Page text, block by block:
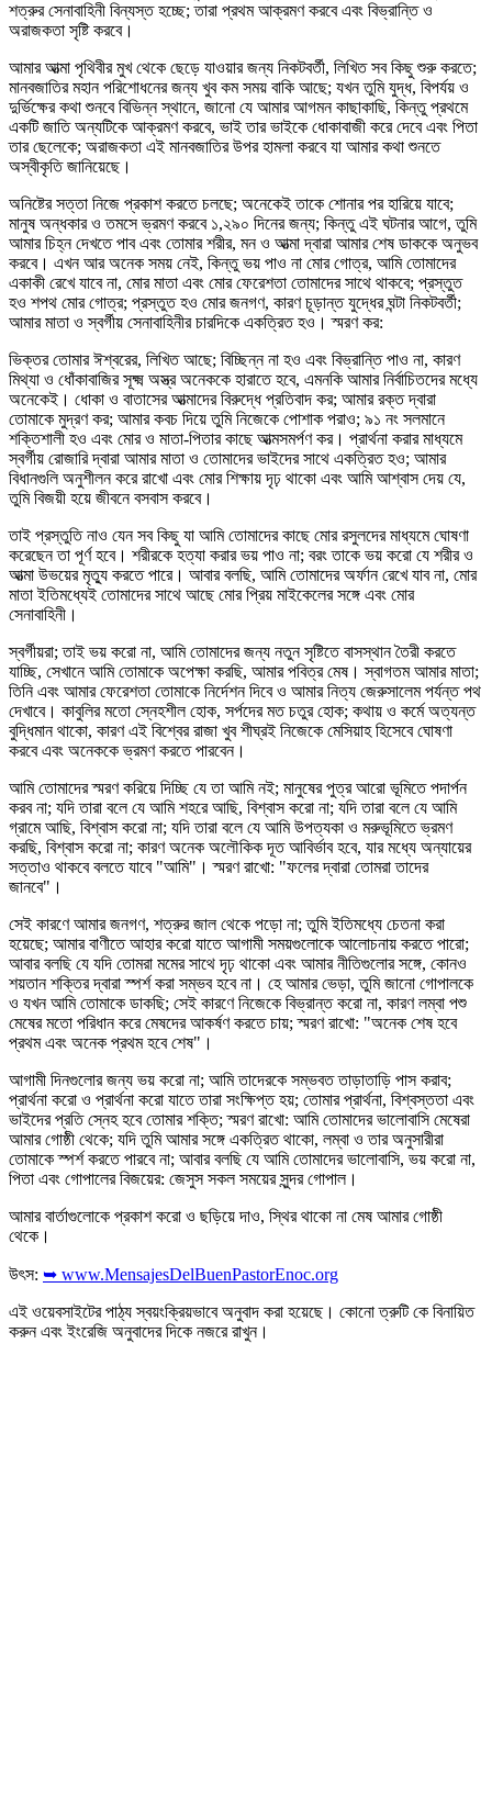
শত্রুর সেনাবাহিনী বিন্যস্ত হচ্ছে; তারা প্রথম আক্রমণ করবে এবং বিভ্রান্তি ও
অরাজকতা সৃষ্টি করবে।
আমার আত্মা পৃথিবীর মুখ থেকে ছেড়ে যাওয়ার জন্য নিকটবর্তী, লিখিত সব কিছু শুরু করতে;
মানবজাতির মহান পরিশোধনের জন্য খুব কম সময় বাকি আছে; যখন তুমি যুদ্ধ, বিপর্যয় ও
দুর্ভিক্ষের কথা শুনবে বিভিন্ন স্থানে, জানো যে আমার আগমন কাছাকাছি, কিন্তু প্রথমে
একটি জাতি অন্যটিকে আক্রমণ করবে, ভাই তার ভাইকে ধোকাবাজী করে দেবে এবং পিতা
তার ছেলেকে; অরাজকতা এই মানবজাতির উপর হামলা করবে যা আমার কথা শুনতে
অস্বীকৃতি জানিয়েছে।
অনিষ্টের সত্তা নিজে প্রকাশ করতে চলছে; অনেকেই তাকে শোনার পর হারিয়ে যাবে;
মানুষ অন্ধকার ও তমসে ভ্রমণ করবে ১,২৯০ দিনের জন্য; কিন্তু এই ঘটনার আগে, তুমি
আমার চিহ্ন দেখতে পাব এবং তোমার শরীর, মন ও আত্মা দ্বারা আমার শেষ ডাককে অনুভব
করবে। এখন আর অনেক সময় নেই, কিন্তু ভয় পাও না মোর গোত্র, আমি তোমাদের
একাকী রেখে যাবে না, মোর মাতা এবং মোর ফেরেশতা তোমাদের সাথে থাকবে; প্রস্তুত
হও শপথ মোর গোত্র; প্রস্তুত হও মোর জনগণ, কারণ চূড়ান্ত যুদ্ধের ঘন্টা নিকটবর্তী;
আমার মাতা ও স্বর্গীয় সেনাবাহিনীর চারদিকে একত্রিত হও। স্মরণ কর:
ভিক্তর তোমার ঈশ্বরের, লিখিত আছে; বিচ্ছিন্ন না হও এবং বিভ্রান্তি পাও না, কারণ
মিথ্যা ও ধোঁকাবাজির সূক্ষ্ম অস্ত্র অনেককে হারাতে হবে, এমনকি আমার নির্বাচিতদের মধ্যে
অনেকেই। ধোকা ও বাতাসের আত্মাদের বিরুদ্ধে প্রতিবাদ কর; আমার রক্ত দ্বারা
তোমাকে মুদ্রণ কর; আমার কবচ দিয়ে তুমি নিজেকে পোশাক পরাও; ৯১ নং সলমানে
শক্তিশালী হও এবং মোর ও মাতা-পিতার কাছে আত্মসমর্পণ কর। প্রার্থনা করার মাধ্যমে
স্বর্গীয় রোজারি দ্বারা আমার মাতা ও তোমাদের ভাইদের সাথে একত্রিত হও; আমার
বিধানগুলি অনুশীলন করে রাখো এবং মোর শিক্ষায় দৃঢ় থাকো এবং আমি আশ্বাস দেয় যে,
তুমি বিজয়ী হয়ে জীবনে বসবাস করবে।
তাই প্রস্তুতি নাও যেন সব কিছু যা আমি তোমাদের কাছে মোর রসুলদের মাধ্যমে ঘোষণা
করেছেন তা পূর্ণ হবে। শরীরকে হত্যা করার ভয় পাও না; বরং তাকে ভয় করো যে শরীর ও
আত্মা উভয়ের মৃত্যু করতে পারে। আবার বলছি, আমি তোমাদের অর্ফান রেখে যাব না, মোর
মাতা ইতিমধ্যেই তোমাদের সাথে আছে মোর প্রিয় মাইকেলের সঙ্গে এবং মোর
সেনাবাহিনী।
স্বর্গীয়রা; তাই ভয় করো না, আমি তোমাদের জন্য নতুন সৃষ্টিতে বাসস্থান তৈরী করতে
যাচ্ছি, সেখানে আমি তোমাকে অপেক্ষা করছি, আমার পবিত্র মেষ। স্বাগতম আমার মাতা;
তিনি এবং আমার ফেরেশতা তোমাকে নির্দেশন দিবে ও আমার নিত্য জেরুসালেম পর্যন্ত পথ
দেখাবে। কাবুলির মতো স্নেহশীল হোক, সর্পদের মত চতুর হোক; কথায় ও কর্মে অত্যন্ত
বুদ্ধিমান থাকো, কারণ এই বিশ্বের রাজা খুব শীঘ্রই নিজেকে মেসিয়াহ হিসেবে ঘোষণা
করবে এবং অনেককে ভ্রমণ করতে পারবেন।
আমি তোমাদের স্মরণ করিয়ে দিচ্ছি যে তা আমি নই; মানুষের পুত্র আরো ভূমিতে পদার্পন
করব না; যদি তারা বলে যে আমি শহরে আছি, বিশ্বাস করো না; যদি তারা বলে যে আমি
গ্রামে আছি, বিশ্বাস করো না; যদি তারা বলে যে আমি উপত্যকা ও মরুভূমিতে ভ্রমণ
করছি, বিশ্বাস করো না; কারণ অনেক অলৌকিক দূত আবির্ভাব হবে, যার মধ্যে অন্যায়ের
সত্তাও থাকবে বলতে যাবে "আমি"। স্মরণ রাখো: "ফলের দ্বারা তোমরা তাদের
জানবে"।
সেই কারণে আমার জনগণ, শত্রুর জাল থেকে পড়ো না; তুমি ইতিমধ্যে চেতনা করা
হয়েছে; আমার বাণীতে আহার করো যাতে আগামী সময়গুলোকে আলোচনায় করতে পারো;
আবার বলছি যে যদি তোমরা মমের সাথে দৃঢ় থাকো এবং আমার নীতিগুলোর সঙ্গে, কোনও
শয়তান শক্তির দ্বারা স্পর্শ করা সম্ভব হবে না। হে আমার ভেড়া, তুমি জানো গোপালকে
ও যখন আমি তোমাকে ডাকছি; সেই কারণে নিজেকে বিভ্রান্ত করো না, কারণ লম্বা পশু
মেষের মতো পরিধান করে মেষদের আকর্ষণ করতে চায়; স্মরণ রাখো: "অনেক শেষ হবে
প্রথম এবং অনেক প্রথম হবে শেষ"।
আগামী দিনগুলোর জন্য ভয় করো না; আমি তাদেরকে সম্ভবত তাড়াতাড়ি পাস করাব;
প্রার্থনা করো ও প্রার্থনা করো যাতে তারা সংক্ষিপ্ত হয়; তোমার প্রার্থনা, বিশ্বস্ততা এবং
ভাইদের প্রতি স্নেহ হবে তোমার শক্তি; স্মরণ রাখো: আমি তোমাদের ভালোবাসি মেষেরা
আমার গোষ্ঠী থেকে; যদি তুমি আমার সঙ্গে একত্রিত থাকো, লম্বা ও তার অনুসারীরা
তোমাকে স্পর্শ করতে পারবে না; আবার বলছি যে আমি তোমাদের ভালোবাসি, ভয় করো না,
পিতা এবং গোপালের বিজয়ের: জেসুস সকল সময়ের সুন্দর গোপাল।
আমার বার্তাগুলোকে প্রকাশ করো ও ছড়িয়ে দাও, স্থির থাকো না মেষ আমার গোষ্ঠী
থেকে।
উৎস: ➥ www.MensajesDelBuenPastorEnoc.org
এই ওয়েবসাইটের পাঠ্য স্বয়ংক্রিয়ভাবে অনুবাদ করা হয়েছে। কোনো ত্রুটি কে বিনায়িত
করুন এবং ইংরেজি অনুবাদের দিকে নজরে রাখুন।